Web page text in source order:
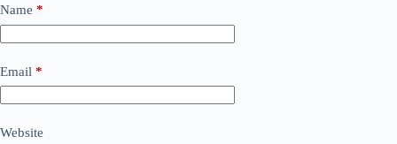
Name *
Email *
Website